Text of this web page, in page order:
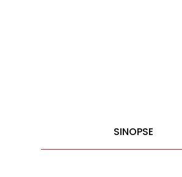
SINOPSE